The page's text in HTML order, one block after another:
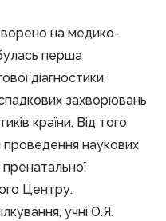
на медико-
перша
діагностики
захворювань
країни. Від того
проведення наукових
пренатальної
Центру.
учні О.Я.